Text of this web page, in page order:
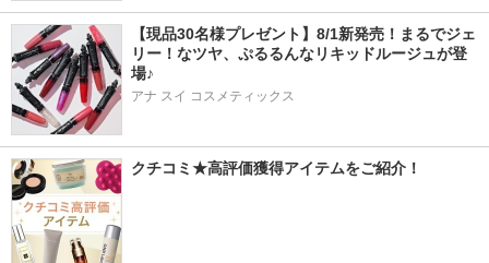
【現品30名様プレゼント】8/1新発売！まるでジェ
リー！なツヤ、ぷるるんなリキッドルージュが登
場♪
アナ スイ コスメティックス
クチコミ★高評価獲得アイテムをご紹介！